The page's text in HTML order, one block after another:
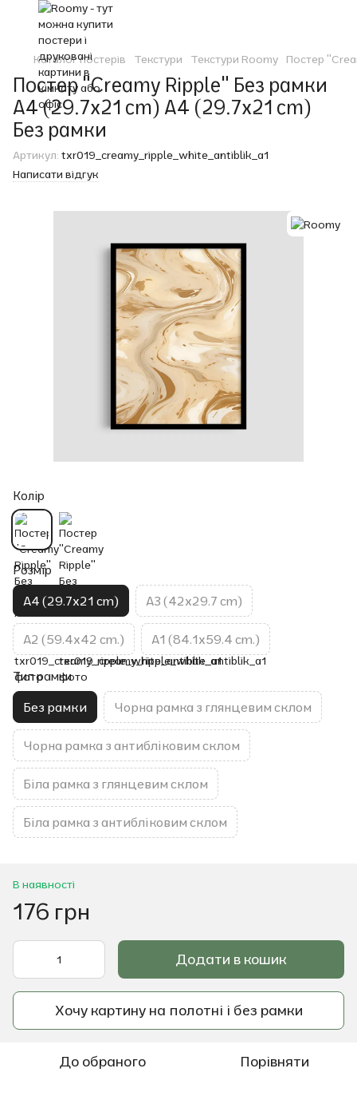
Каталог постерів Текстури Текстури Roomy Постер
Постер "Creamy Ripple" Без рамки
A4 (29.7x21 cm) A4 (29.7x21 cm)
Без рамки
Артикул: txr019_creamy_ripple_white_antiblik_a1
Написати відгук
Колір
Розмір
A4 (29.7x21 cm) A3 (42x29.7 cm)
A2 (59.4x42 cm.) A1 (84.1x59.4 cm.)
Тип рамки
Без рамки Чорна рамка з глянцевим склом
Чорна рамка з антибліковим склом
Біла рамка з глянцевим склом
Біла рамка з антибліковим склом
В наявності
176 грн
Додати в кошик
Хочу картину на полотні і без рамки
До обраного Порівняти